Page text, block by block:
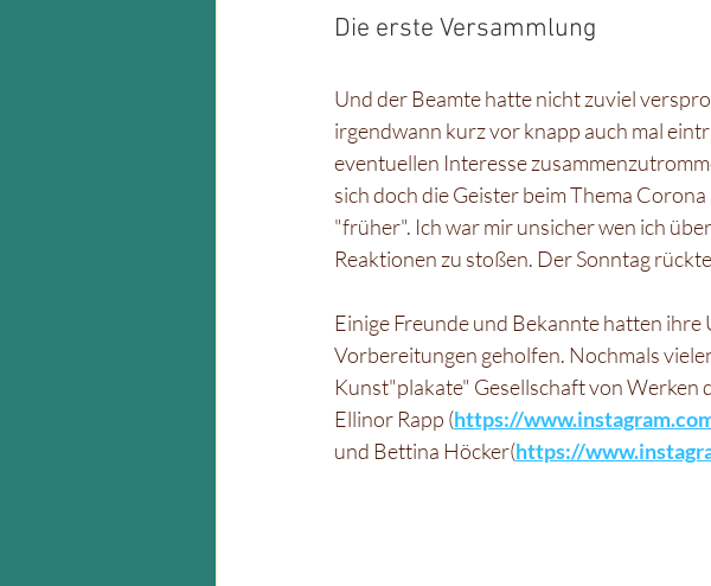
Die erste Versammlung
Und der Beamte hatte nicht zuviel
irgendwann kurz vor knapp auch mal
eventuellen Interesse
sich doch die Geister beim Thema
"früher". Ich war mir unsicher wen ich
Reaktionen zu stoßen. Der Sonntag
Einige Freunde und Bekannte hatten
Vorbereitungen geholfen. Nochmals
Kunst"plakate" Gesellschaft von Werken
Ellinor Rapp (https://
und Bettina Höcker(https://